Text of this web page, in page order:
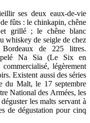
ses deux eaux-de-vie
fûts : le chinkapin, chêne
grillé ; le chêne blanc
whiskey de seigle de chez
de 225 litres.
Na Sia (Le Six en
légèrement
Existent aussi des séries
du Malt, le 17 septembre
National des Armées, les
les malts servant à
de dégustation pour cinq